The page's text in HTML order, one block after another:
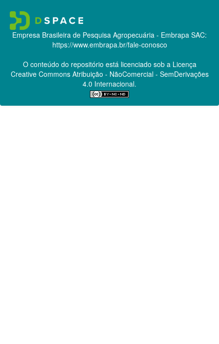
Empresa Brasileira de Pesquisa Agropecuária - Embrapa SAC:
https://www.embrapa.br/fale-conosco
O conteúdo do repositório está licenciado sob a Licença
Creative CommonsAtribuição - NãoComercial - SemDerivações
4.0 Internacional.